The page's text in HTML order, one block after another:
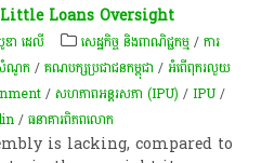
Loans Oversight
ឌា ដេលី សេដ្ឋកិច្ច និងពាណិជ្ជកម្ម /ការ
ណូក​ /គណបក្សប្រជាជនកម្ពុជា /អំពើពុក​រលួយ
/សហភាព​អន្តរ​សភា (IPU)/IPU /
/ធនាគារពិភពលោក
is lacking, compared to